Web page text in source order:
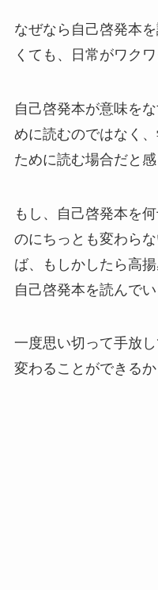
なぜなら自己啓発本
くても、日常がワク
自己啓発本が意味を
めに読むのではなく
ために読む場合だと感
もし、自己啓発本を
のにちっとも変わら
ば、もしかしたら高
自己啓発本を読んで
一度思い切って手放
変わることができるか